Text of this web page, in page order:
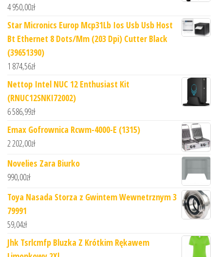
4 950,00zł
Star Micronics Europ Mcp31Lb Ios Usb Usb Host
Bt Ethernet 8 Dots/Mm (203 Dpi) Cutter Black
(39651390)
1 874,56zł
Nettop Intel NUC 12 Enthusiast Kit
(RNUC12SNKI72002)
6 586,99zł
Emax Gofrownica Rcwm-4000-E (1315)
2 202,00zł
Novelies Zara Biurko
990,00zł
Toya Nasada Storza z Gwintem Wewnetrznym 3
79991
59,04zł
Jhk Tsrlcmfp Bluzka Z Krótkim Rękawem